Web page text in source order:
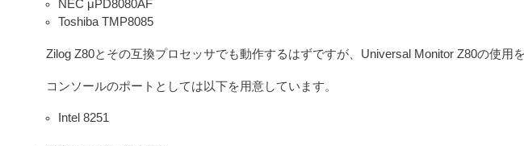
NEC μPD8080AF
Toshiba TMP8085
Zilog Z80とその互換プロセッサでも動作するはずですが、Universal Monitor Z80の使用
コンソールのポートとしては以下を用意しています。
Intel 8251